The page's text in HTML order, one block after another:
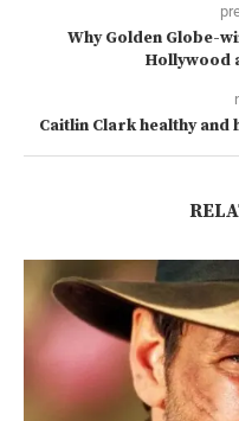
Why Golden Globe-
Hollywood
Caitlin Clark healthy